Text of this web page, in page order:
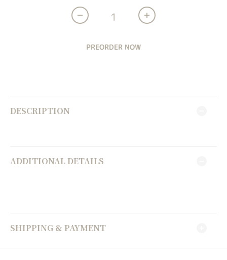
PREORDER NOW
DESCRIPTION
ADDITIONAL DETAILS
SHIPPING & PAYMENT